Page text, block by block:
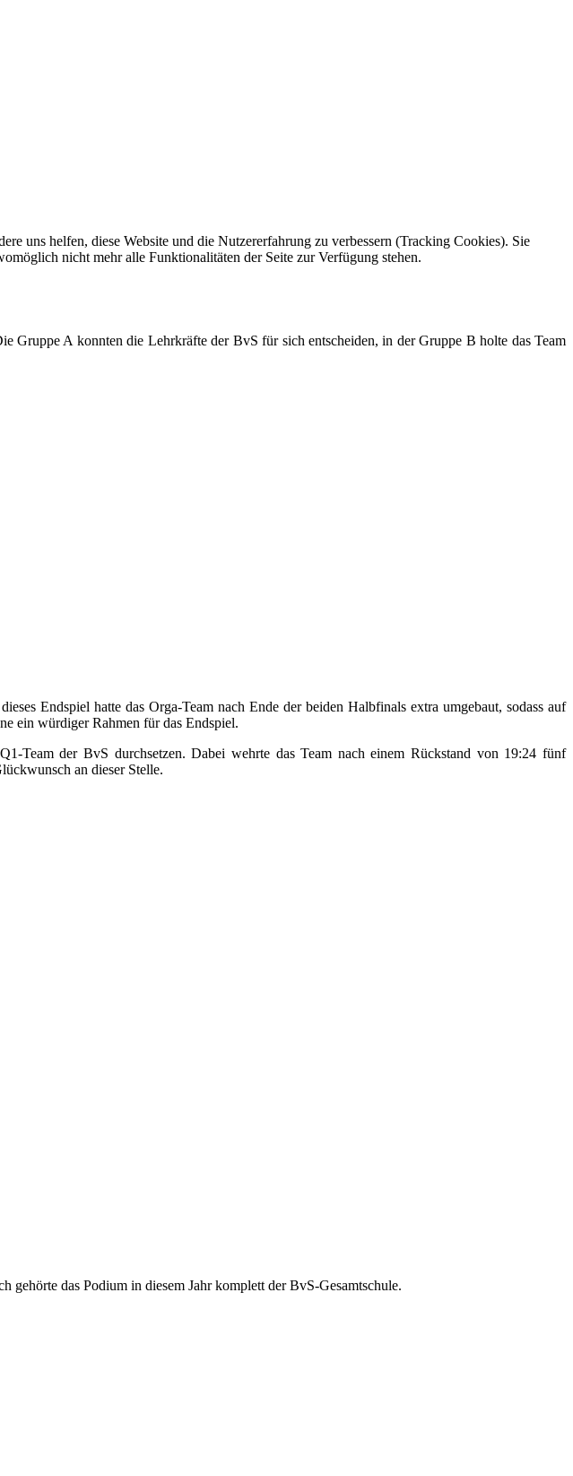
Gruppe A konnten die Lehrkräfte der BvS für sich entscheiden, in der Gruppe B holte das Team
Endspiel hatte das Orga-Team nach Ende der beiden Halbfinals extra umgebaut, sodass auf
ein würdiger Rahmen für das Endspiel.
Team der BvS durchsetzen. Dabei wehrte das Team nach einem Rückstand von 19:24 fünf
an dieser Stelle.
das Podium in diesem Jahr komplett der BvS-Gesamtschule.
uns helfen, diese Website und die Nutzererfahrung zu verbessern (Tracking Cookies). Sie
nicht mehr alle Funktionalitäten der Seite zur Verfügung stehen.